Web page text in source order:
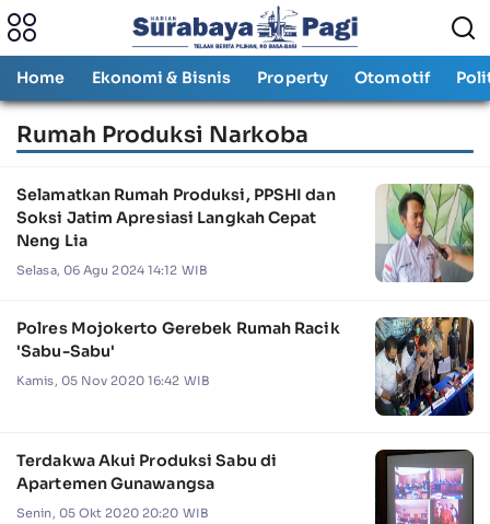
Home Ekonomi & Bisnis Property Otomotif
Rumah Produksi Narkoba
Selamatkan Rumah Produksi, PPSHI dan
Soksi Jatim Apresiasi Langkah Cepat
Neng Lia
Selasa, 06 Agu 2024 14:12 WIB
Polres Mojokerto Gerebek Rumah Racik
'Sabu-Sabu'
Kamis, 05 Nov 2020 16:42 WIB
Terdakwa Akui Produksi Sabu di
Apartemen Gunawangsa
Senin, 05 Okt 2020 20:20 WIB